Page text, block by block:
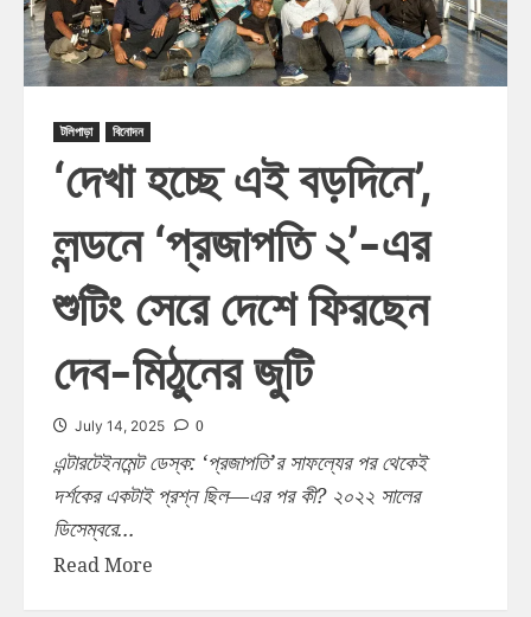
টলিপাড়া বিনোদন
‘দেখা হচ্ছে এই বড়দিনে’,
লন্ডনে ‘প্রজাপতি ২’-এর
শুটিং সেরে দেশে ফিরছেন
দেব-মিঠুনের জুটি
July 14, 2025 0
এন্টারটেইনমেন্ট ডেস্ক: ‘প্রজাপতি’র সাফল্যের পর থেকেই
দর্শকের একটাই প্রশ্ন ছিল—এর পর কী? ২০২২ সালের
ডিসেম্বরে...
Read More